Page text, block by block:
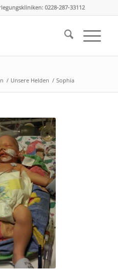
0228-287-33112
/ Unsere Helden / Sophia